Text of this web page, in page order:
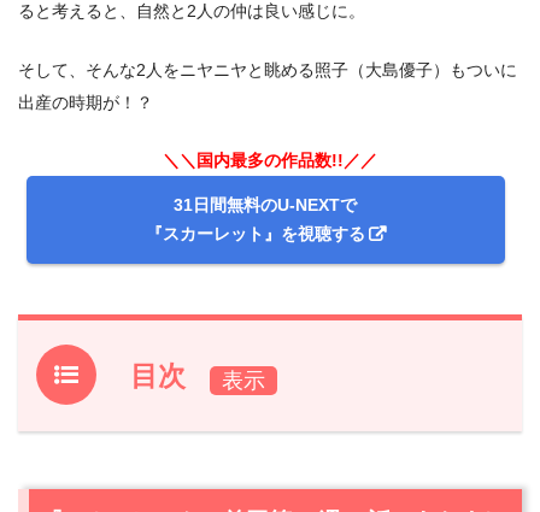
ると考えると、自然と2人の仲は良い感じに。
そして、そんな2人をニヤニヤと眺める照子（大島優子）もついに
出産の時期が！？
＼＼国内最多の作品数!!／／
31日間無料のU-NEXTで
『スカーレット』を視聴する
目次
1.『スカーレット』前回第11週62話のあらすじと振り返り